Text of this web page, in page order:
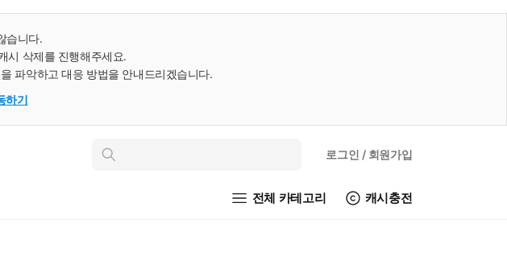
습니다.
시 삭제를 진행해주세요.
파악하고 대응 방법을 안내드리겠습니다.
하기
인
로그인 / 회원가입
전체 카테고리 캐시충전